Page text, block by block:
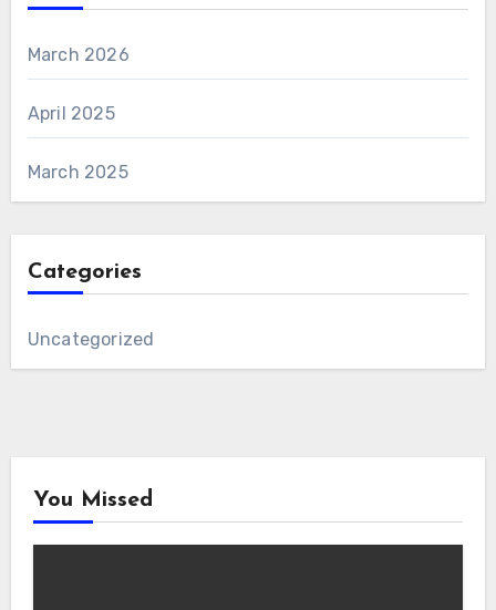
March 2026
April 2025
March 2025
Categories
Uncategorized
You Missed